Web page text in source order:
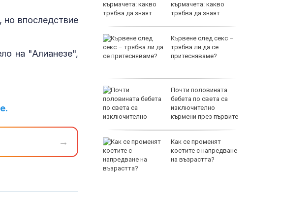
но впоследствие
на "Алианезе",
→
Рекорден износ на
ток: България стана
батерията на Източна
кърмачета: какво
трябва да знаят
Кървене след секс –
трябва ли да се
притесняваме?
Почти половината
бебета по света са
изключително
кърмени през първите
Как се променят
костите с напредване
на възрастта?